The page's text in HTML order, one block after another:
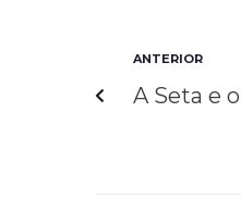
ANTERIOR
A Seta e